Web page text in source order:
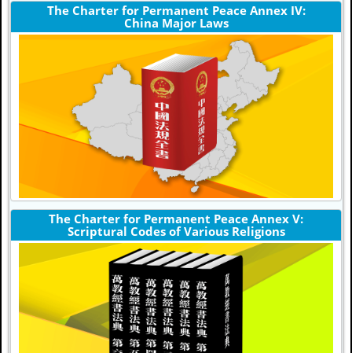
The Charter for Permanent Peace Annex IV:
China Major Laws
The Charter for Permanent Peace Annex V:
Scriptural Codes of Various Religions